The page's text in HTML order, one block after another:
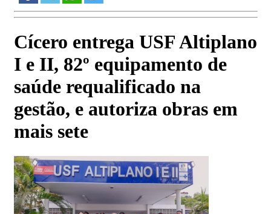
Cícero entrega USF Altiplano
I e II, 82º equipamento de
saúde requalificado na
gestão, e autoriza obras em
mais sete